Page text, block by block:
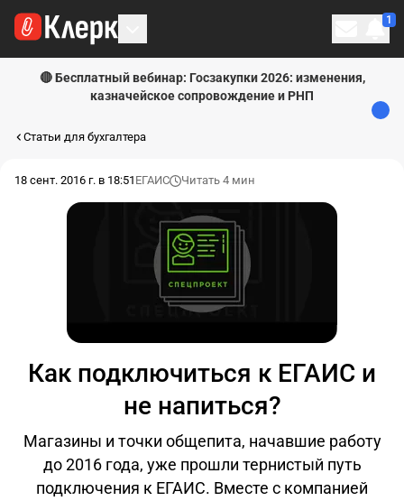
1
🔴 Бесплатный вебинар: Госзакупки 2026: изменения,
казначейское сопровождение и РНП
Статьи для бухгалтера
18 сент. 2016 г. в 18:51 ЕГАИС Читать 4 мин
Как подключиться к ЕГАИС и
не напиться?
Магазины и точки общепита, начавшие работу
до 2016 года, уже прошли тернистый путь
подключения к ЕГАИС. Вместе с компанией